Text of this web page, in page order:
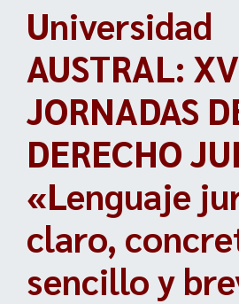
Universidad
AUSTRAL: XV
JORNADAS
DERECHO
«Lenguaje
claro,
sencillo y